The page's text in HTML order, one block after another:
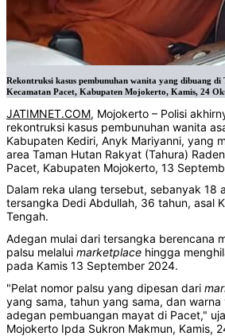
Rekontruksi kasus pembunuhan wanita yang dibuang di
Kecamatan Pacet, Kabupaten Mojokerto, Kamis, 24
JATIMNET.COM, Mojokerto – Polisi
rekontruksi kasus pembunuhan wanita
Kabupaten Kediri, Anyk Mariyanni, yang
area Taman Hutan Rakyat (Tahura)
Pacet, Kabupaten Mojokerto, 13
Dalam reka ulang tersebut, sebanyak 18
tersangka Dedi Abdullah, 36 tahun, asal
Tengah.
Adegan mulai dari tersangka berencana
palsu melalui marketplace hingga
pada Kamis 13 September 2024.
"Pelat nomor palsu yang dipesan dari
yang sama, tahun yang sama, dan
adegan pembuangan mayat di Pacet,"
Mojokerto Ipda Sukron Makmun, Kamis,